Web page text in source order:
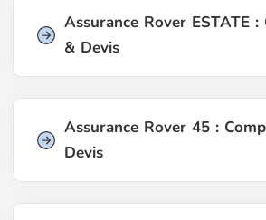
Assurance Rover ESTATE
& Devis
Assurance Rover 45 :
Devis